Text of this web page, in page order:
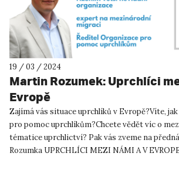
19 / 03 / 2024
Martin Rozumek: Uprchlíci
Evropě
Zajímá vás situace uprchlíků v Evropě?Víte,
pro pomoc uprchlíkům?Chcete vědět víc o
tématice uprchlictví? Pak vás zveme na
Rozumka UPRCHLÍCI MEZI NÁMI A V